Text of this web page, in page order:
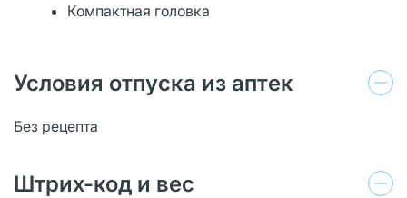
Компактная головка
Условия отпуска из аптек
Без рецепта
Штрих-код и вес